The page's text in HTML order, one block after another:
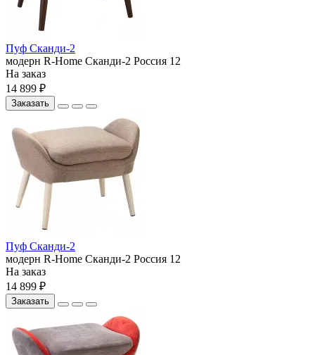
Пуф Сканди-2
модерн R-Home Сканди-2 Россия 12
На заказ
14 899 ₽
Заказать
Пуф Сканди-2
модерн R-Home Сканди-2 Россия 12
На заказ
14 899 ₽
Заказать